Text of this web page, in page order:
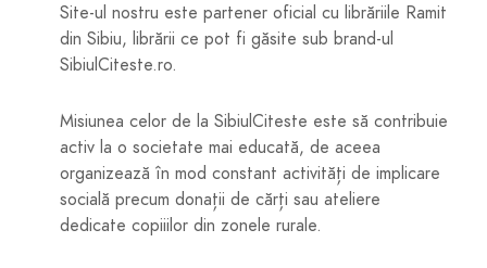
Site-ul nostru este partener oficial cu librăriile Ramit
din Sibiu, librării ce pot fi găsite sub brand-ul
SibiulCiteste.ro.
Misiunea celor de la SibiulCiteste este să contribuie
activ la o societate mai educată, de aceea
organizează în mod constant activități de implicare
socială precum donații de cărți sau ateliere
dedicate copiiilor din zonele rurale.